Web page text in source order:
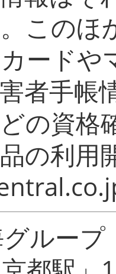
このほ
ードや
者手帳
の資格
の利用
ルー